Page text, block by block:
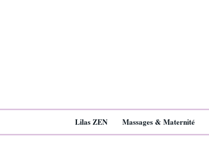
Lilas ZEN Massages & Maternité